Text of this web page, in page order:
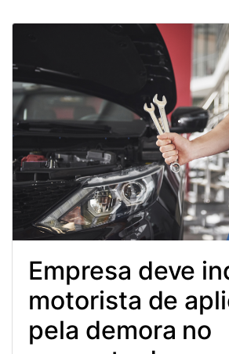
Empresa deve
motorista de
pela demora no